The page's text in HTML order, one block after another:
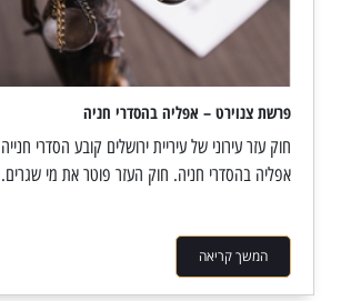
פרשת צנוירט – אפליה בהסדרי חניה
חוק עזר עירוני של עיריית ירושלים קובע הסדרי
אפליה בהסדרי חניה. חוק העזר פוטר את מי
המשך קריאה